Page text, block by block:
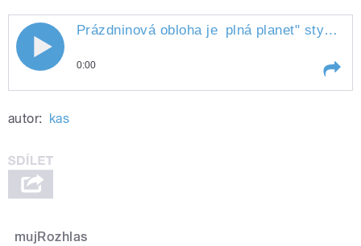
Prázdninová obloha je plná planet
Prázdninová obloha je plná planet" style="">
0:00
autor: kas
mujRozhlas